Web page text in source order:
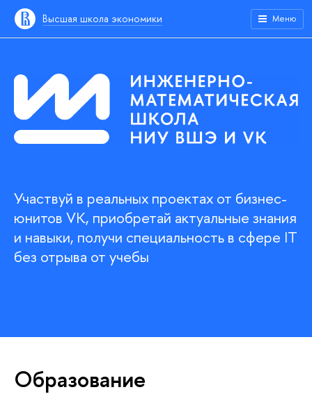
Высшая школа экономики Меню
Участвуй в реальных проектах от бизнес-
юнитов VK, приобретай актуальные знания
и навыки, получи специальность в сфере IT
без отрыва от учебы
Образование